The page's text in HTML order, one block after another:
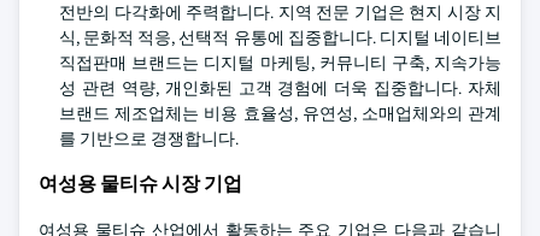
전반의 다각화에 주력합니다. 지역 전문 기업은 현지 시장 지
식, 문화적 적응, 선택적 유통에 집중합니다. 디지털 네이티브
직접판매 브랜드는 디지털 마케팅, 커뮤니티 구축, 지속가능
성 관련 역량, 개인화된 고객 경험에 더욱 집중합니다. 자체
브랜드 제조업체는 비용 효율성, 유연성, 소매업체와의 관계
를 기반으로 경쟁합니다.
여성용 물티슈 시장 기업
여성용 물티슈 산업에서 활동하는 주요 기업은 다음과 같습니